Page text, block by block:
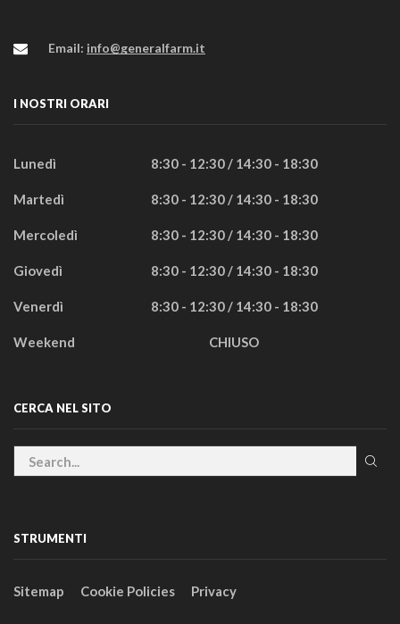
Email: info@generalfarm.it
I NOSTRI ORARI
Lunedì 8:30 - 12:30 / 14:30 - 18:30
Martedì 8:30 - 12:30 / 14:30 - 18:30
Mercoledì 8:30 - 12:30 / 14:30 - 18:30
Giovedì 8:30 - 12:30 / 14:30 - 18:30
Venerdì 8:30 - 12:30 / 14:30 - 18:30
Weekend CHIUSO
CERCA NEL SITO
STRUMENTI
Sitemap Cookie Policies Privacy